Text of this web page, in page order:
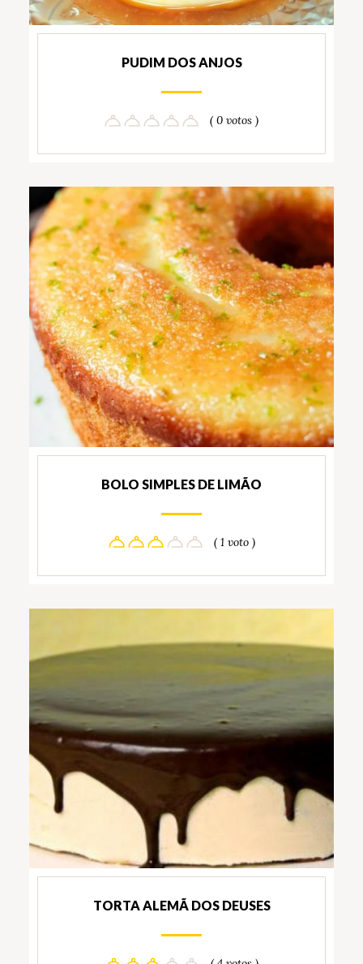
PUDIM DOS ANJOS
( 0 votos )
BOLO SIMPLES DE LIMÃO
( 1 voto )
TORTA ALEMÃ DOS DEUSES